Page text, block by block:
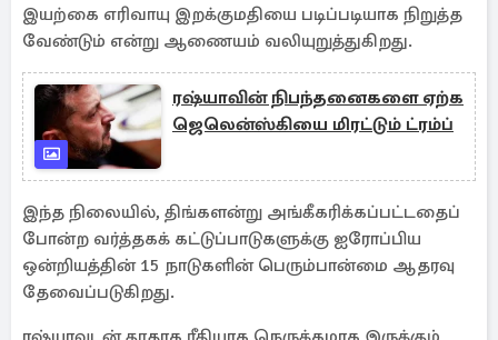
இயற்கை எரிவாயு இறக்குமதியை படிப்படியாக நிறுத்த
வேண்டும் என்று ஆணையம் வலியுறுத்துகிறது.
ரஷ்யாவின் நிபந்தனைகளை ஏற்க
ஜெலென்ஸ்கியை மிரட்டும் ட்ரம்ப்
இந்த நிலையில், திங்களன்று அங்கீகரிக்கப்பட்டதைப்
போன்ற வர்த்தகக் கட்டுப்பாடுகளுக்கு ஐரோப்பிய
ஒன்றியத்தின் 15 நாடுகளின் பெரும்பான்மை ஆதரவு
தேவைப்படுகிறது.